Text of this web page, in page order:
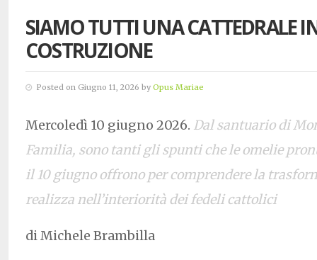
SIAMO TUTTI UNA CATTEDRALE
COSTRUZIONE
Posted on Giugno 11, 2026 by Opus Mariae
Mercoledì 10 giugno 2026. Dal santuario di
Familia, sono tanti gli spunti che le omelie
il 10 giugno offrono per comprendere la
realizza nell’interiorità dei fedeli cattolici
di Michele Brambilla